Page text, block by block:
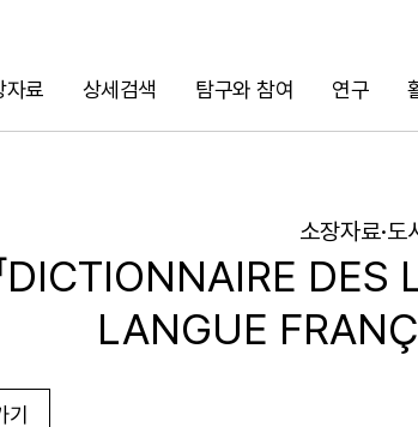
자료 상세검색 탐구와 참여 연구
검색
소장자료·도
DICTIONNAIRE DES
LANGUE